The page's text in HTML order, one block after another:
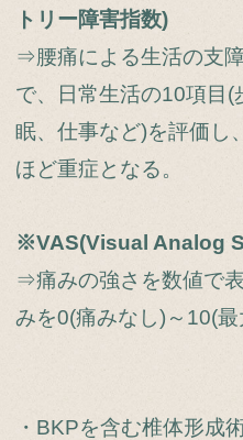
トリー障害指数)
⇒腰痛による生活の支
で、日常生活の10項目
眠、仕事など)を評価し
ほど重症となる。
※VAS(Visual Analog
⇒痛みの強さを数値で
みを0(痛みなし)～10(最
・BKPを含む椎体形成